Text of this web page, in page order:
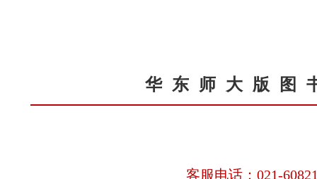
华东师大版图
客服电话：021-